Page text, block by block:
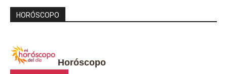
HORÓSCOPO
Horóscopo